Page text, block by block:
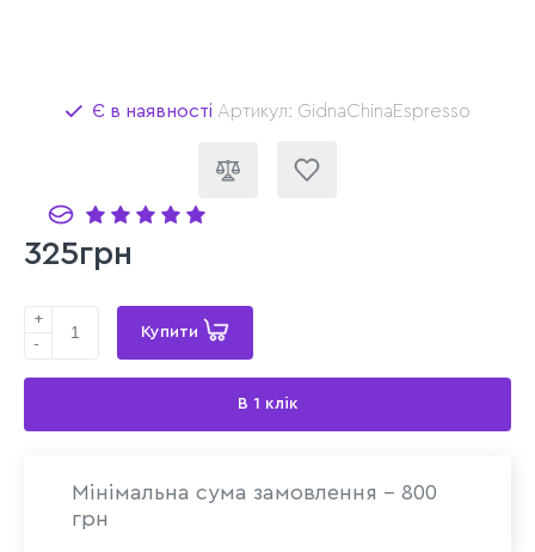
Є в наявності Артикул: GidnaChinaEspresso
325грн
+
-
Купити
В 1 клік
Мінімальна сума замовлення - 800
грн